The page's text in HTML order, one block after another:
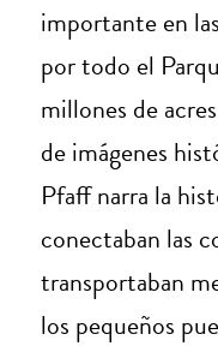
importante en
por todo el
millones de
de imágenes
Pfaff narra la
conectaban las
transportaban
los pequeños